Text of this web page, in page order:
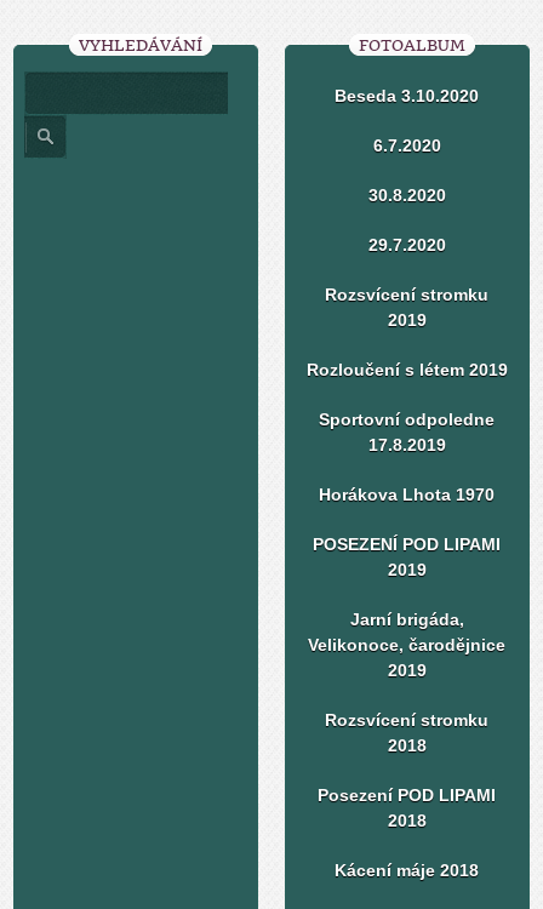
VYHLEDÁVÁNÍ FOTOALBUM
Beseda 3.10.2020
6.7.2020
30.8.2020
29.7.2020
Rozsvícení stromku
2019
Rozloučení s létem 2019
Sportovní odpoledne
17.8.2019
Horákova Lhota 1970
POSEZENÍ POD LIPAMI
2019
Jarní brigáda,
Velikonoce, čarodějnice
2019
Rozsvícení stromku
2018
Posezení POD LIPAMI
2018
Kácení máje 2018